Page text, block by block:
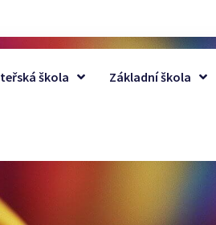
škola Základní škola